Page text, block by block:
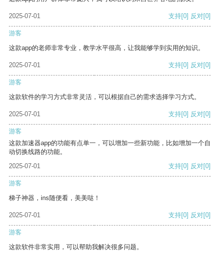
2025-07-01 支持[0] 反对[0]
游客
这款app的老师非常专业，教学水平很高，让我能够学到实用的知识。
2025-07-01 支持[0] 反对[0]
游客
这款软件的学习方式非常灵活，可以根据自己的需求选择学习方式。
2025-07-01 支持[0] 反对[0]
游客
这款加速器app的功能有点单一，可以增加一些新功能，比如增加一个自
动切换线路的功能。
2025-07-01
支持[0] 反对[0]
游客
梯子神器，ins随便看，美美哒！
2025-07-01 支持[0] 反对[0]
游客
这款软件非常实用，可以帮助我解决很多问题。